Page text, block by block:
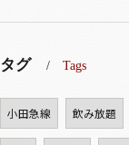
タグ Tags
小田急線 飲み放題